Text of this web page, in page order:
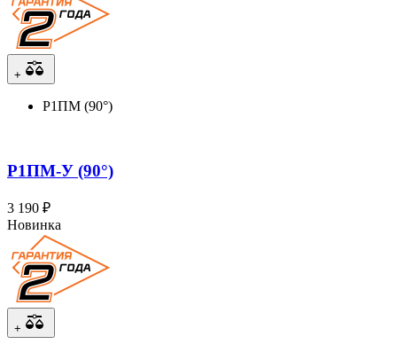
+
Р1ПМ (90°)
Р1ПМ-У (90°)
3 190 ₽
Новинка
+